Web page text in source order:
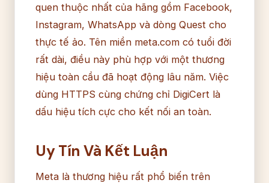
quen thuộc nhất của hãng gồm Facebook,
Instagram, WhatsApp và dòng Quest cho
thực tế ảo. Tên miền meta.com có tuổi đời
rất dài, điều này phù hợp với một thương
hiệu toàn cầu đã hoạt động lâu năm. Việc
dùng HTTPS cùng chứng chỉ DigiCert là
dấu hiệu tích cực cho kết nối an toàn.
Uy Tín Và Kết Luận
Meta là thương hiệu rất phổ biến trên